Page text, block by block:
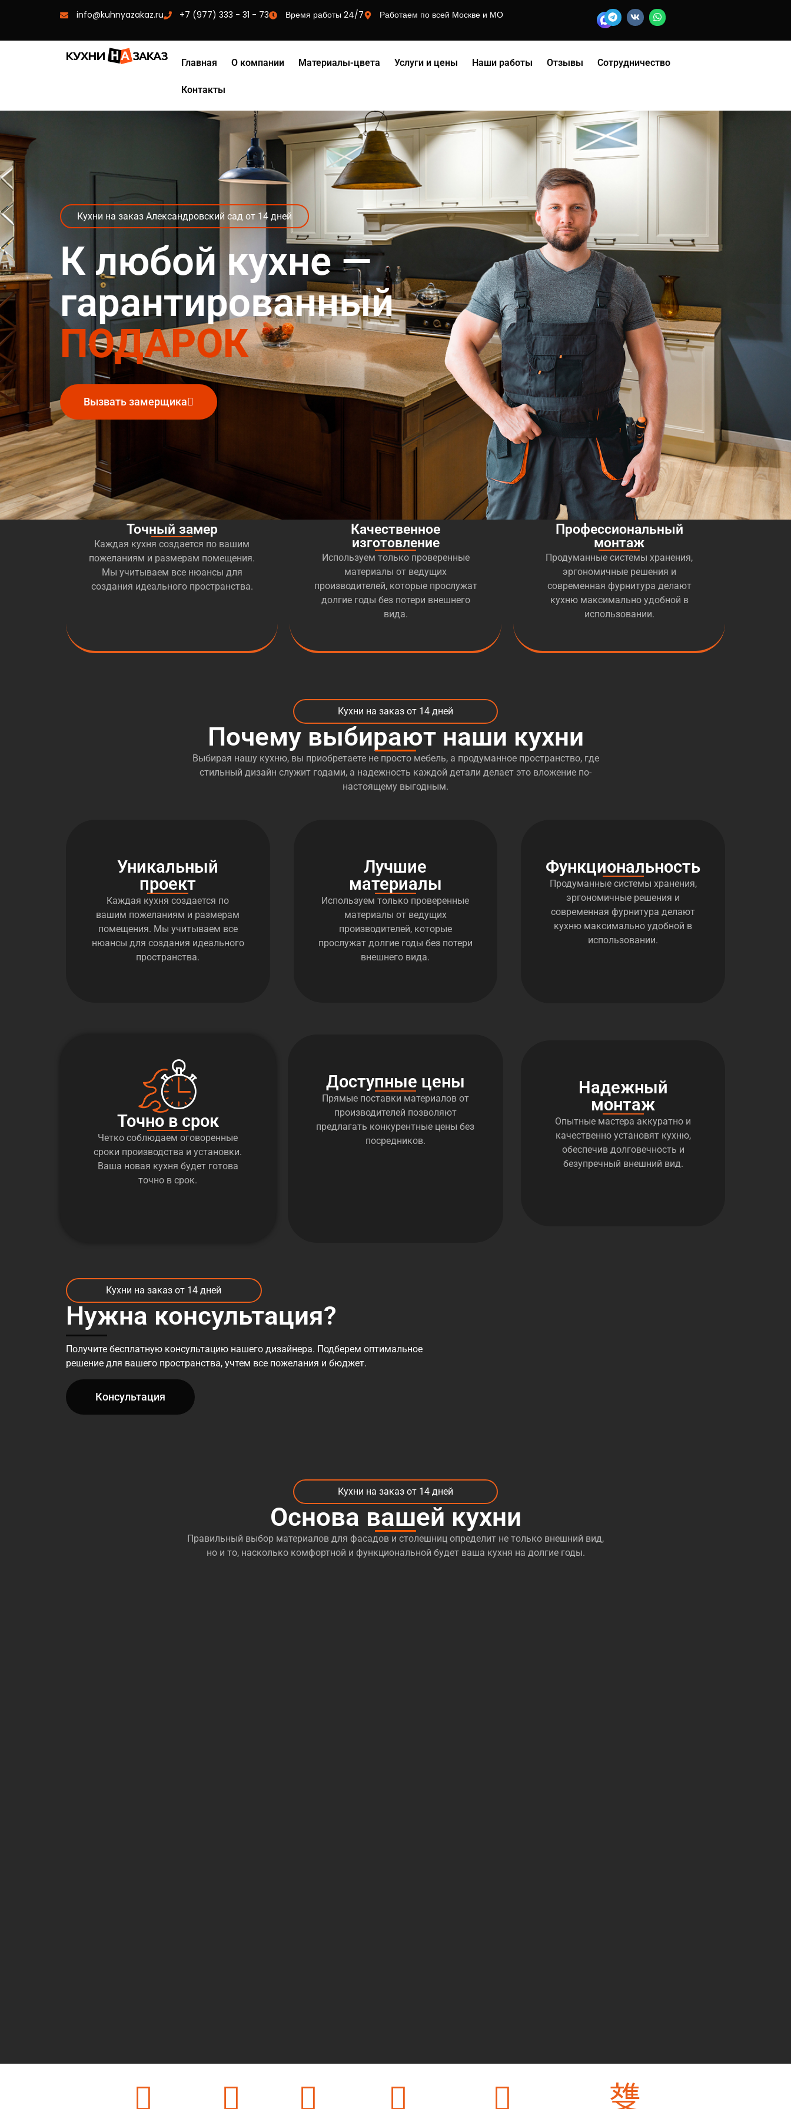
info@kuhnyazakaz.ru +7 (977) 333 - 31 - 73 Время работы 24/7 Работаем по всей Москве и МО
Главная О компании Материалы-цвета Услуги и цены Наши работы Отзывы Сотрудничество
Контакты
Кухни на заказ Александровский сад от 14 дней
К любой кухне —
гарантированный
ПОДАРОК
Вызвать замерщика
Точный замер
Каждая кухня создается по вашим
пожеланиям и размерам помещения.
Мы учитываем все нюансы для
создания идеального пространства.
Качественное
изготовление
Используем только проверенные
материалы от ведущих
производителей, которые прослужат
долгие годы без потери внешнего
вида.
Профессиональный
монтаж
Продуманные системы хранения,
эргономичные решения и
современная фурнитура делают
кухню максимально удобной в
использовании.
Кухни на заказ от 14 дней
Почему выбирают наши кухни
Выбирая нашу кухню, вы приобретаете не просто мебель, а продуманное пространство, где
стильный дизайн служит годами, а надежность каждой детали делает это вложение по-
настоящему выгодным.
Уникальный
проект
Каждая кухня создается по
вашим пожеланиям и размерам
помещения. Мы учитываем все
нюансы для создания идеального
пространства.
Лучшие
материалы
Используем только проверенные
материалы от ведущих
производителей, которые
прослужат долгие годы без потери
внешнего вида.
Функциональность
Продуманные системы хранения,
эргономичные решения и
современная фурнитура делают
кухню максимально удобной в
использовании.
Точно в срок
Четко соблюдаем оговоренные
сроки производства и установки.
Ваша новая кухня будет готова
точно в срок.
Доступные цены
Прямые поставки материалов от
производителей позволяют
предлагать конкурентные цены без
посредников.
Надежный
монтаж
Опытные мастера аккуратно и
качественно установят кухню,
обеспечив долговечность и
безупречный внешний вид.
Кухни на заказ от 14 дней
Нужна консультация?
Получите бесплатную консультацию нашего дизайнера. Подберем оптимальное
решение для вашего пространства, учтем все пожелания и бюджет.
Консультация
Кухни на заказ от 14 дней
Основа вашей кухни
Правильный выбор материалов для фасадов и столешниц определит не только внешний вид,
но и то, насколько комфортной и функциональной будет ваша кухня на долгие годы.